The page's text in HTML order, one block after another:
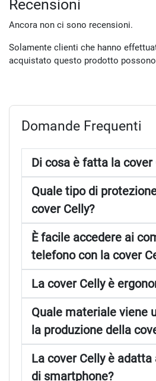
Ancora non ci sono recensioni.
Solamente clienti che hanno
acquistato questo prodotto
Domande Frequenti
Di cosa è fatta la cover
Quale tipo di
cover Celly?
È facile accedere ai
telefono con la cover
La cover Celly è
Quale materiale viene
la produzione della
La cover Celly è
di smartphone?